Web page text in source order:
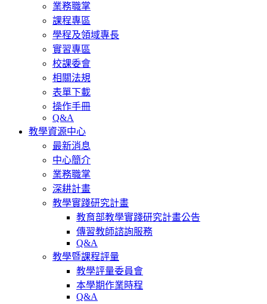
業務職掌
課程專區
學程及領域專長
實習專區
校課委會
相關法規
表單下載
操作手冊
Q&A
教學資源中心
最新消息
中心簡介
業務職掌
深耕計畫
教學實踐研究計畫
教育部教學實踐研究計畫公告
傳習教師諮詢服務
Q&A
教學暨課程評量
教學評量委員會
本學期作業時程
Q&A